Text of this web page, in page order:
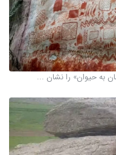
به حیوان» را نشان ...